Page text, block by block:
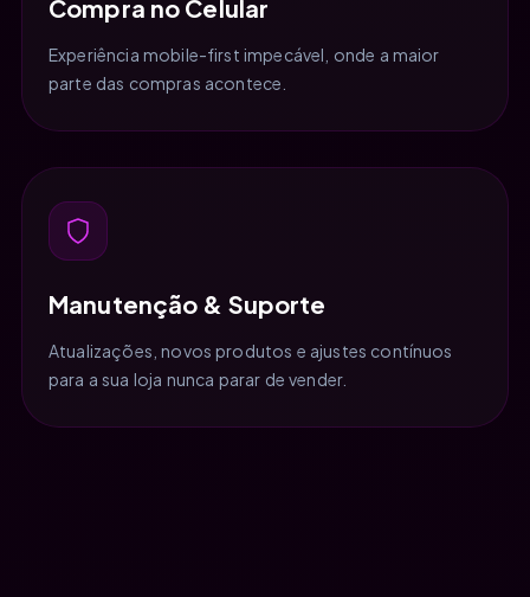
Compra no Celular
Experiência mobile-first impecável, onde a maior
parte das compras acontece.
Manutenção & Suporte
Atualizações, novos produtos e ajustes contínuos
para a sua loja nunca parar de vender.